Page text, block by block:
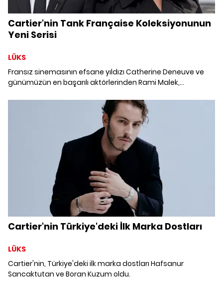
Cartier'nin Tank Française Koleksiyonunun
Yeni Serisi
LÜKS
Fransız sinemasının efsane yıldızı Catherine Deneuve ve
günümüzün en başarılı aktörlerinden Rami Malek,
edisyonları için Paris'te bir araya geldi.
Cartier'nin Türkiye'deki İlk Marka Dostları
LÜKS
Cartier'nin, Türkiye'deki ilk marka dostları Hafsanur
Sancaktutan ve Boran Kuzum oldu.